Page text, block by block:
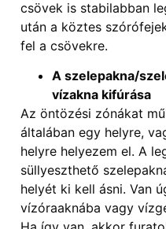
csövek is stabilabban
után a köztes
fel a csövekre.
A szelepakna/
vízakna kifúrása
Az öntözési zónákat
általában egy helyre,
helyre helyezem el. A
süllyeszthető
helyét ki kell ásni. Van
vízóraaknába vagy